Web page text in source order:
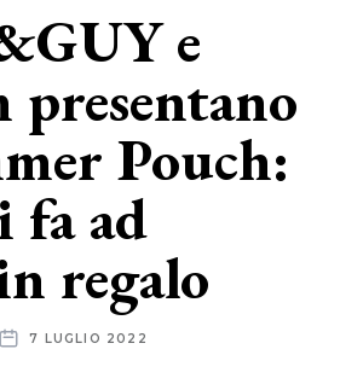
e
presentano
Pouch:
fa ad
regalo
7 LUGLIO 2022